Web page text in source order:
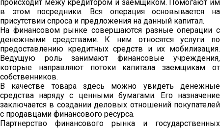
происходит межу кредитором и заемщиком. Помогают им
в этом посредники. Вся операция основывается на
присутствии спроса и предложения на данный капитал.
На финансовом рынке совершаются разные операции с
денежными средствами. К ним относятся услуги по
предоставлению кредитных средств и их мобилизация.
Ведущую роль занимают финансовые учреждения,
которые направляют потоки капитала заемщикам от
собственников.
В качестве товара здесь можно увидеть денежные
средства наряду с ценными бумагами. Его назначение
заключается в создании деловых отношений покупателей
с продавцами финансового ресурса.
Партнерство финансового рынка и государственных